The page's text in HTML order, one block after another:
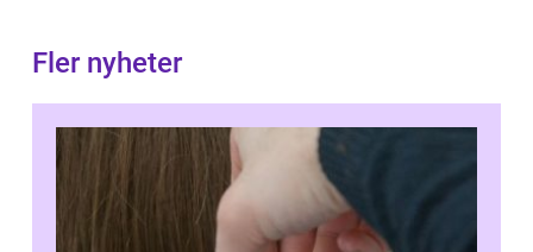
Fler nyheter